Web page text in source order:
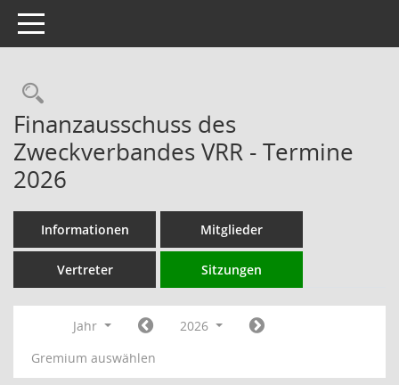
Toggle navigation
Rechercheauswahl
Finanzausschuss des
Zweckverbandes VRR - Termine
2026
Informationen Mitglieder
Vertreter Sitzungen
Jahr
2026
Gremium auswählen